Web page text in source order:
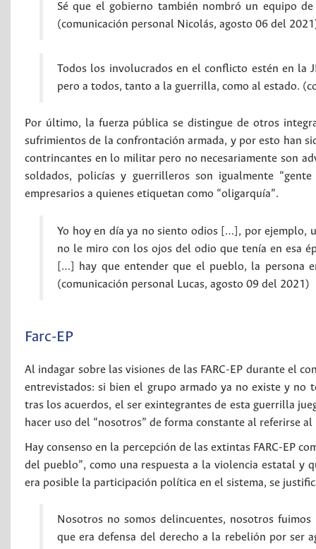
Sé que el gobierno también nombró un equipo
(comunicación personal Nicolás, agosto 06 del
Todos los involucrados en el conflicto estén en la
pero a todos, tanto a la guerrilla, como al estado.
Por último, la fuerza pública se distingue de otros
sufrimientos de la confrontación armada, y por esto han
contrincantes en lo militar pero no necesariamente son
soldados, policías y guerrilleros son igualmente
empresarios a quienes etiquetan como “oligarquía”.
Yo hoy en día ya no siento odios […], por
no le miro con los ojos del odio que tenía en esa
[…] hay que entender que el pueblo, la persona
(comunicación personal Lucas, agosto 09 del 2021)
Farc-EP
Al indagar sobre las visiones de las FARC-EP durante el
entrevistados: si bien el grupo armado ya no existe y
tras los acuerdos, el ser exintegrantes de esta guerrilla
hacer uso del “nosotros” de forma constante al referirse
Hay consenso en la percepción de las extintas FARC-EP
del pueblo”, como una respuesta a la violencia estatal y
era posible la participación política en el sistema, se
Nosotros no somos delincuentes, nosotros
que era defensa del derecho a la rebelión por ser